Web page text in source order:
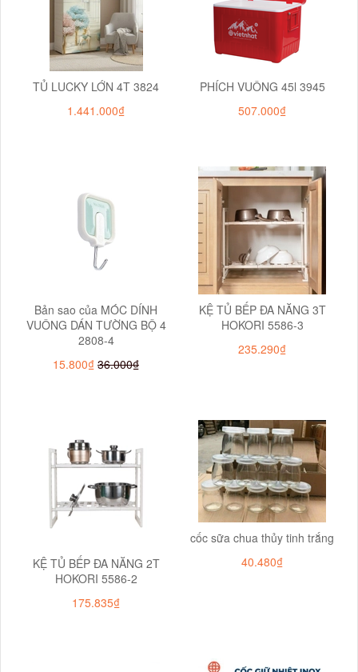
TỦ LUCKY LỚN 4T 3824
1.441.000₫
PHÍCH VUÔNG 45l 3945
507.000₫
Bản sao của MÓC DÍNH
VUÔNG DÁN TƯỜNG BỘ 4
2808-4
15.800₫ 36.000₫
KỆ TỦ BẾP ĐA NĂNG 3T
HOKORI 5586-3
235.290₫
KỆ TỦ BẾP ĐA NĂNG 2T
HOKORI 5586-2
175.835₫
cốc sữa chua thủy tinh trắng
40.480₫